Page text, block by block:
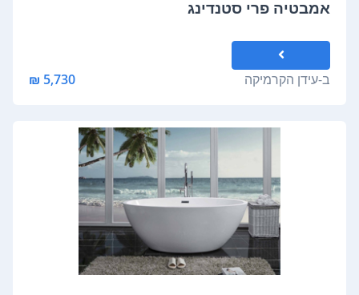
אמבטיה פרי סטנדינג
ב-עידן הקרמיקה 5,730 ₪